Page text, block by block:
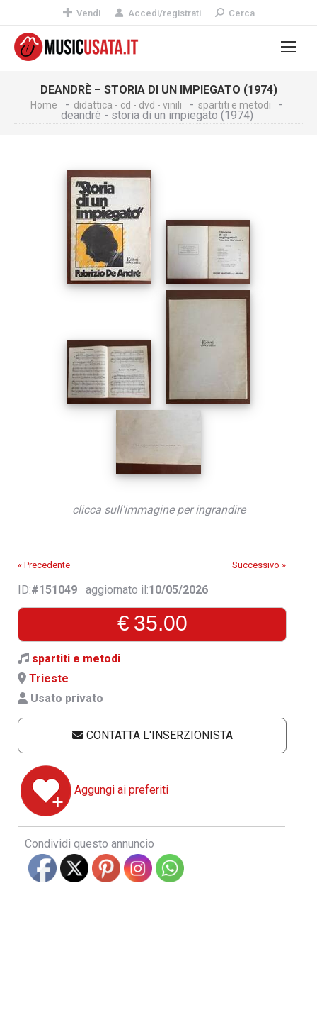
Vendi Accedi/registrati Cerca
DEANDRÈ – STORIA DI UN IMPIEGATO (1974)
Home didattica - cd - dvd - vinili spartiti e metodi
deandrè - storia di un impiegato (1974)
clicca sull'immagine per ingrandire
« Precedente Successivo »
ID:#151049 aggiornato il:10/05/2026
€ 35.00
spartiti e metodi
Trieste
Usato privato
CONTATTA L'INSERZIONISTA
Aggungi ai preferiti
Condividi questo annuncio